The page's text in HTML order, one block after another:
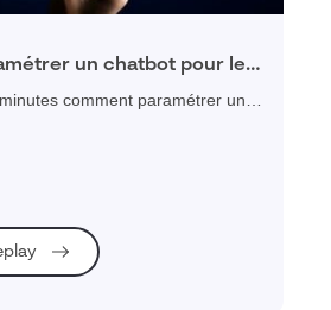
un chatbot pour le
comment paramétrer un